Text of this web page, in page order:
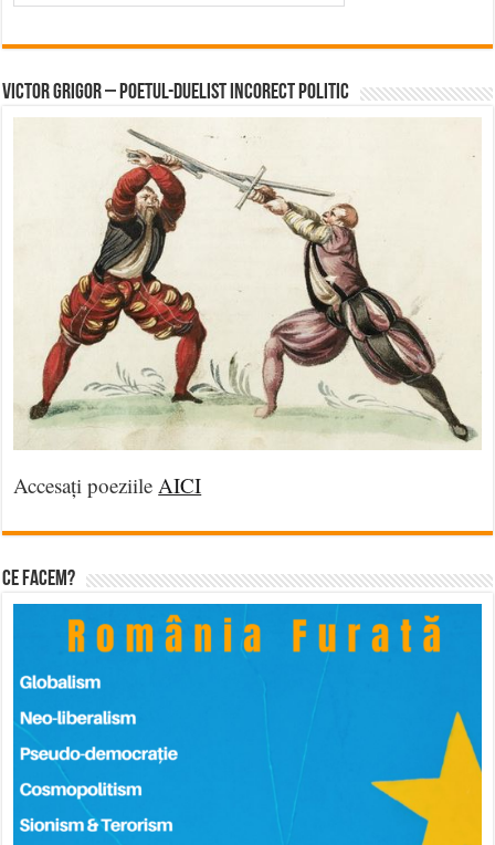
Victor Grigor – Poetul-Duelist Incorect Politic
Accesați poeziileAICI
Ce facem?